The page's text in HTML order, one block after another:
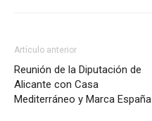
Artículo anterior
Reunión de la Diputación de
Alicante con Casa
Mediterráneo y Marca España